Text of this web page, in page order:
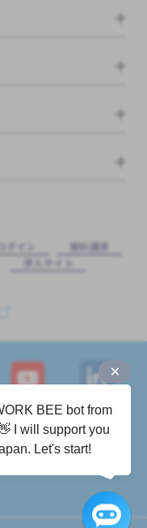
イン
資料請求
求⼈サイト
BEE bot from
I will support you
Let's start!